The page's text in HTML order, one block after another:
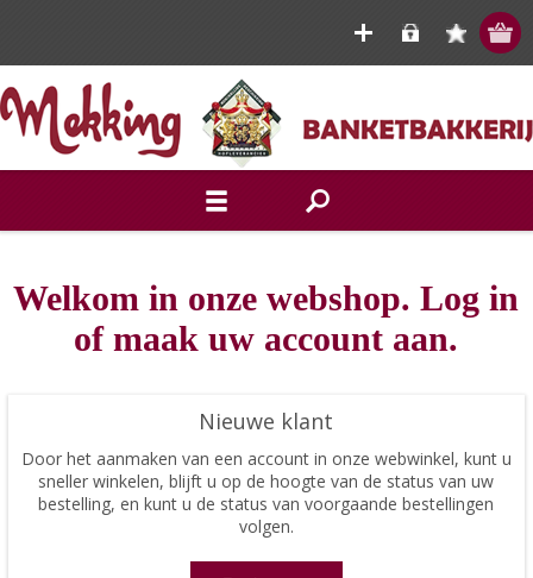
Welkom in onze webshop. Log in
of maak uw account aan.
Nieuwe klant
Door het aanmaken van een account in onze webwinkel, kunt u
sneller winkelen, blijft u op de hoogte van de status van uw
bestelling, en kunt u de status van voorgaande bestellingen
volgen.